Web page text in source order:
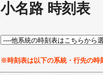
小名路 時刻表
※時刻表は以下の系統・行先の時